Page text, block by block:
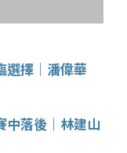
選擇｜潘偉華
中落後｜林建山